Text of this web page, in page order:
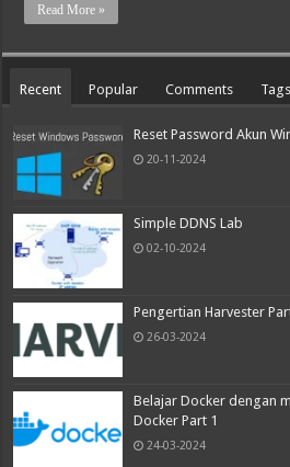
Read More »
Recent Popular Comments Tags
Reset Password Akun
20-11-2024
Simple DDNS Lab
02-10-2024
Pengertian Harvester
26-03-2024
Belajar Docker dengan
Docker Part 1
24-03-2024